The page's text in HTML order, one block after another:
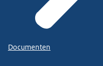
Documenten